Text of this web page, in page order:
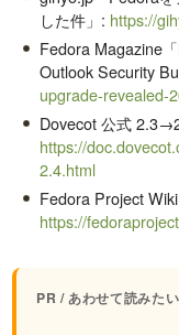
した件」: https://
Fedora Magazine
Outlook Security
upgrade-revealed-
Dovecot 公式
https://
2.4.html
Fedora Project
https://
PR / あわせて読みた